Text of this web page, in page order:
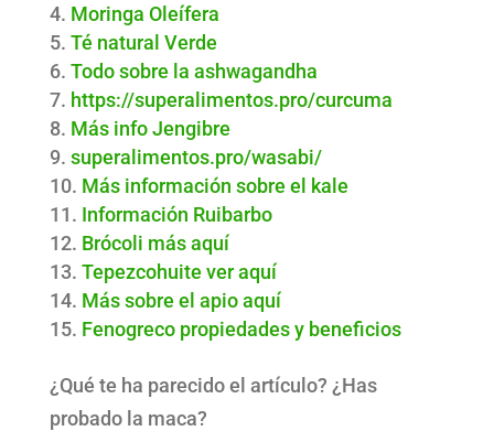
Moringa Oleífera
Té natural Verde
Todo sobre la ashwagandha
https://superalimentos.pro/curcuma
Más info Jengibre
superalimentos.pro/wasabi/
Más información sobre el kale
Información Ruibarbo
Brócoli más aquí
Tepezcohuite ver aquí
Más sobre el apio aquí
Fenogreco propiedades y beneficios
¿Qué te ha parecido el artículo? ¿Has
probado la maca?